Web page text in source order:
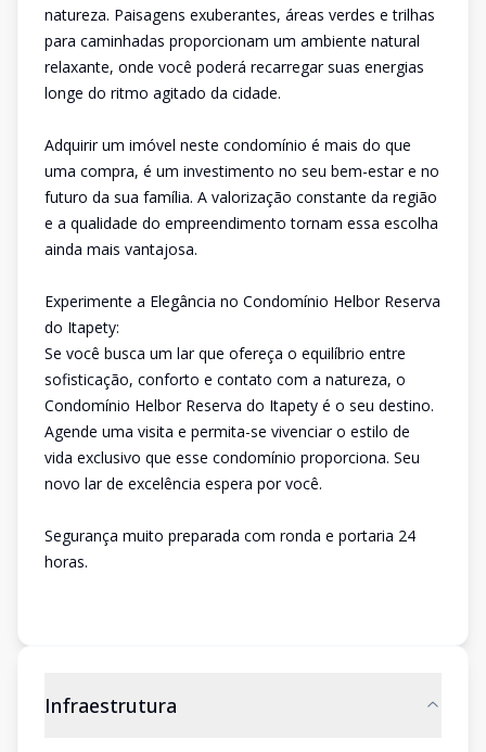
natureza. Paisagens exuberantes, áreas verdes e trilhas
para caminhadas proporcionam um ambiente natural
relaxante, onde você poderá recarregar suas energias
longe do ritmo agitado da cidade.
Adquirir um imóvel neste condomínio é mais do que
uma compra, é um investimento no seu bem-estar e no
futuro da sua família. A valorização constante da região
e a qualidade do empreendimento tornam essa escolha
ainda mais vantajosa.
Experimente a Elegância no Condomínio Helbor Reserva
do Itapety:
Se você busca um lar que ofereça o equilíbrio entre
sofisticação, conforto e contato com a natureza, o
Condomínio Helbor Reserva do Itapety é o seu destino.
Agende uma visita e permita-se vivenciar o estilo de
vida exclusivo que esse condomínio proporciona. Seu
novo lar de excelência espera por você.
Segurança muito preparada com ronda e portaria 24
horas.
Infraestrutura